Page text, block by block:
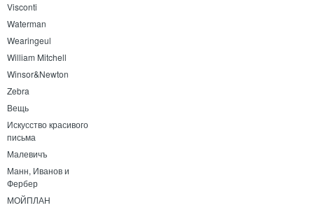
Visconti
Waterman
Wearingeul
William Mitchell
Winsor&Newton
Zebra
Вещь
Искусство красивого
письма
Малевичъ
Манн, Иванов и
Фербер
МОЙПЛАН